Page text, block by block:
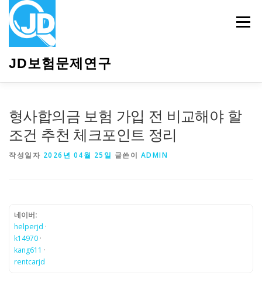
JD보험문제연구
메뉴
형사합의금 보험 가입 전 비교해야 할
조건 추천 체크포인트 정리
작성일자 2026년 04월 25일 글쓴이 ADMIN
네이버:
helperjd ·
k14970 ·
kang611 ·
rentcarjd